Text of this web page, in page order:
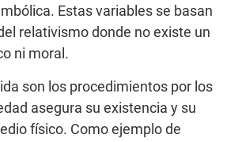
Estas variables se basan
relativismo donde no existe un
ni moral.
son los procedimientos por los
asegura su existencia y su
físico. Como ejemplo de